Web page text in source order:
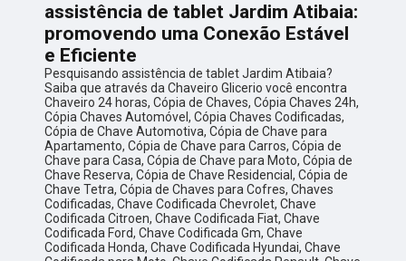
assistência de tablet Jardim Atibaia:
promovendo uma Conexão Estável
e Eficiente
Pesquisando assistência de tablet Jardim Atibaia?
Saiba que através da Chaveiro Glicerio você encontra
Chaveiro 24 horas, Cópia de Chaves, Cópia Chaves 24h,
Cópia Chaves Automóvel, Cópia Chaves Codificadas,
Cópia de Chave Automotiva, Cópia de Chave para
Apartamento, Cópia de Chave para Carros, Cópia de
Chave para Casa, Cópia de Chave para Moto, Cópia de
Chave Reserva, Cópia de Chave Residencial, Cópia de
Chave Tetra, Cópia de Chaves para Cofres, Chaves
Codificadas, Chave Codificada Chevrolet, Chave
Codificada Citroen, Chave Codificada Fiat, Chave
Codificada Ford, Chave Codificada Gm, Chave
Codificada Honda, Chave Codificada Hyundai, Chave